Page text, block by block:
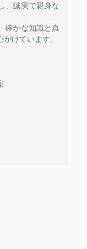
、誠実で親身な
確かな知識と真
けています。